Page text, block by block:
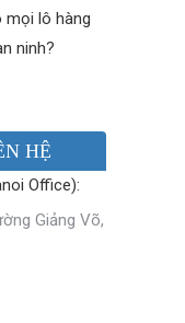
mọi lô hàng
ninh?
HỆ
Office):
Giảng Võ,